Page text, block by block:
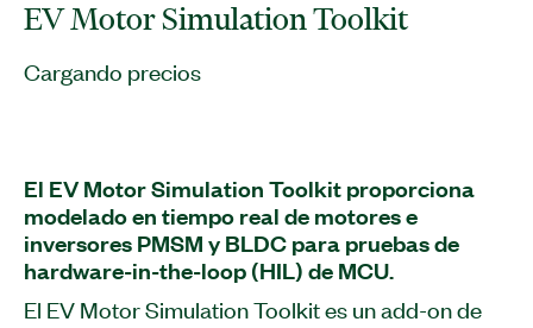
EV Motor Simulation Toolkit
Cargando precios
El EV Motor Simulation Toolkit proporciona
modelado en tiempo real de motores e
inversores PMSM y BLDC para pruebas de
hardware-in-the-loop (HIL) de MCU.
El EV Motor Simulation Toolkit es un add-on de